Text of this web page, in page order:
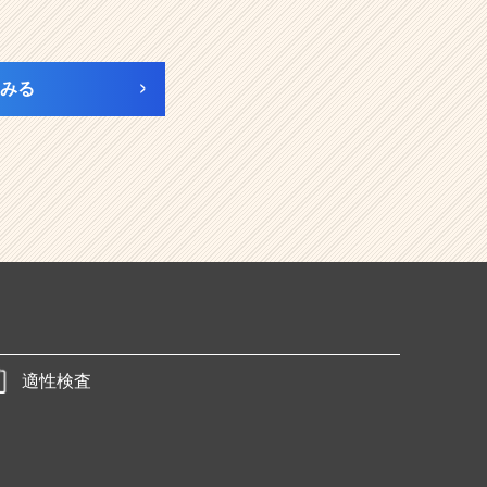
る
適性検査